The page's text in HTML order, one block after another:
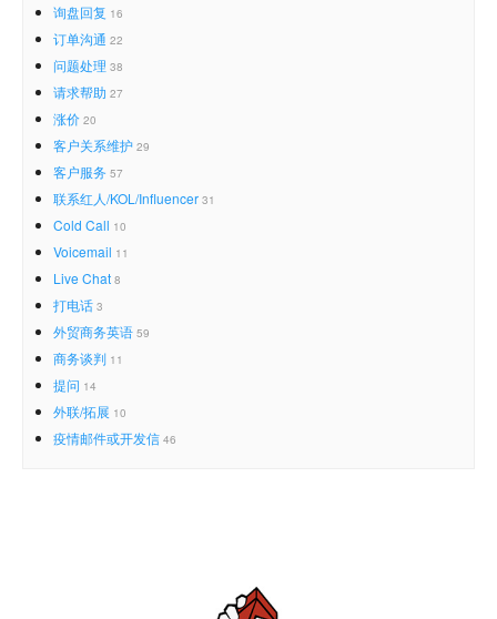
询盘回复 16
订单沟通 22
问题处理 38
请求帮助 27
涨价 20
客户关系维护 29
客户服务 57
联系红人/KOL/Influencer 31
Cold Call 10
Voicemail 11
Live Chat 8
打电话 3
外贸商务英语 59
商务谈判 11
提问 14
外联/拓展 10
疫情邮件或开发信 46